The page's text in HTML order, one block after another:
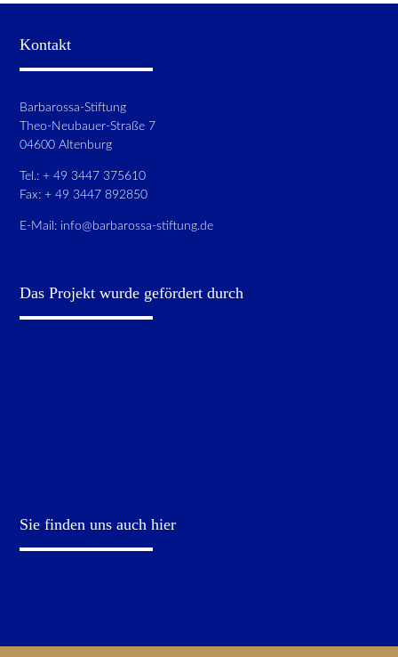
Kontakt
Barbarossa-Stiftung
Theo-Neubauer-Straße 7
04600 Altenburg
Tel.: + 49 3447 375610
Fax: + 49 3447 892850
E-Mail: info@barbarossa-stiftung.de
Das Projekt wurde gefördert durch
Sie finden uns auch hier